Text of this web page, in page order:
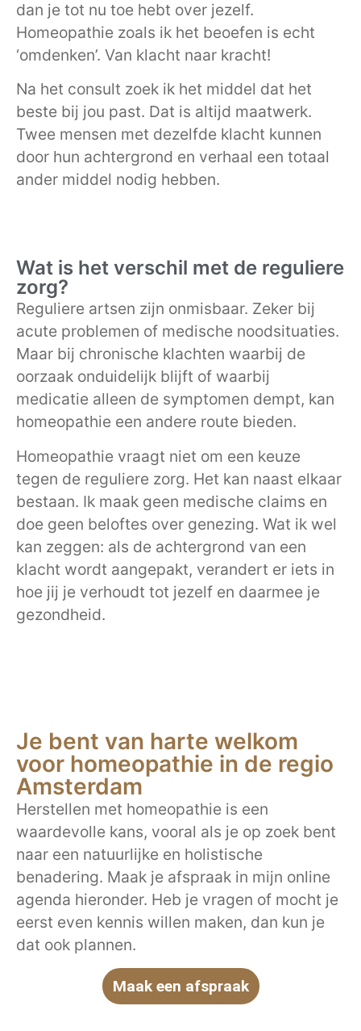
dan je tot nu toe hebt over jezelf.
Homeopathie zoals ik het beoefen is echt
‘omdenken’. Van klacht naar kracht!
Na het consult zoek ik het middel dat het
beste bij jou past. Dat is altijd maatwerk.
Twee mensen met dezelfde klacht kunnen
door hun achtergrond en verhaal een totaal
ander middel nodig hebben.
Wat is het verschil met de reguliere
zorg?
Reguliere artsen zijn onmisbaar. Zeker bij
acute problemen of medische noodsituaties.
Maar bij chronische klachten waarbij de
oorzaak onduidelijk blijft of waarbij
medicatie alleen de symptomen dempt, kan
homeopathie een andere route bieden.
Homeopathie vraagt niet om een keuze
tegen de reguliere zorg. Het kan naast elkaar
bestaan. Ik maak geen medische claims en
doe geen beloftes over genezing. Wat ik wel
kan zeggen: als de achtergrond van een
klacht wordt aangepakt, verandert er iets in
hoe jij je verhoudt tot jezelf en daarmee je
gezondheid.
Je bent van harte welkom
voor homeopathie in de regio
Amsterdam
Herstellen met homeopathie is een
waardevolle kans, vooral als je op zoek bent
naar een natuurlijke en holistische
benadering. Maak je afspraak in mijn online
agenda hieronder. Heb je vragen of mocht je
eerst even kennis willen maken, dan kun je
dat ook plannen.
Maak een afspraak